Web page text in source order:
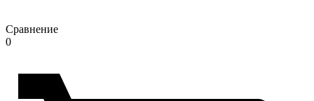
Сравнение
0